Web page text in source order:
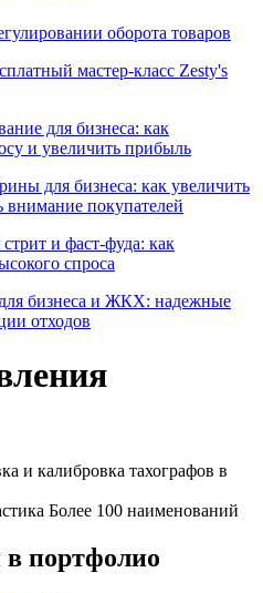
оборота товаров
мастер-класс Zesty's
для бизнеса: как
и увеличить прибыль
для бизнеса: как увеличить
внимание покупателей
и фаст-фуда: как
спроса
бизнеса и ЖКХ: надежные
отходов
и калибровка тахографов в
Более 100 наименований
портфолио